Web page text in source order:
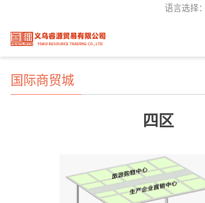
语言选择：
国际商贸城
四区